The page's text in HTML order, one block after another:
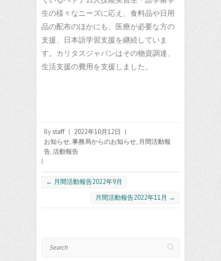
生の様々なニーズに応え、食料品や日用
品の配布のほかにも、医療が必要な方の
支援、日本語学習支援を継続していま
す。カリタスジャパンはその物資調達、
生活支援の費用を支援しました。
Bystaff | 2022年10月12日
|
お知らせ,事務局からのお知らせ, 月間活動報
告,活動報告
|
← 月間活動報告2022年9月
月間活動報告2022年11月 →